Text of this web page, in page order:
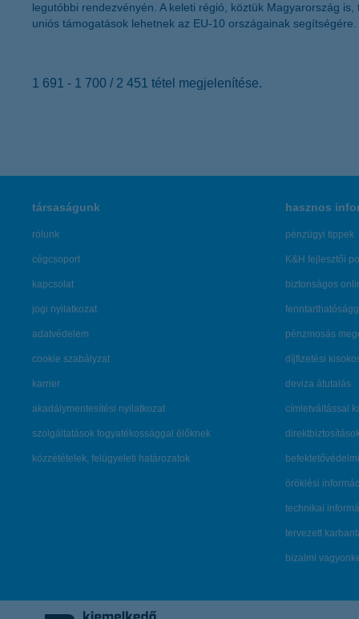
legutóbbi rendezvényén. A keleti régió, köztük Magyarország
uniós támogatások lehetnek az EU-10 országainak segítségére.
1 691 - 1 700 / 2 451 tétel megjelenítése.
társaságunk
rólunk
cégcsoport
kapcsolat
jogi nyilatkozat
adatvédelem
cookie szabályzat
karrier
akadálymentesítési nyilatkozat
szolgáltatások fogyatékossággal élőknek
közzétételek, felügyeleti határozatok
hasznos
pénzügyi tippek
K&H fejlesztői
biztonságos
pénzmosás
díjfizetési
deviza átutalás
címletváltással
öröklési
technikai
tervezett
bizalmi